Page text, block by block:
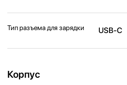
Тип разъема для зарядки USB-C
Корпус